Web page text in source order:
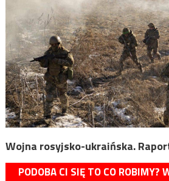
Wojna rosyjsko-ukraińska.
PODOBA CI SIĘ TO CO ROBIMY?